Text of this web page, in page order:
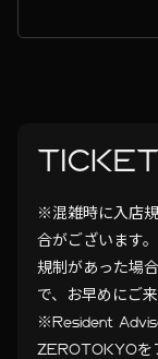
TICKET
※混雑時に入店
合がございます
規制があった場
で、お早めにご
※Resident
ZEROTOKYOを